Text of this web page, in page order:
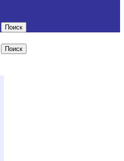
Поиск
Поиск